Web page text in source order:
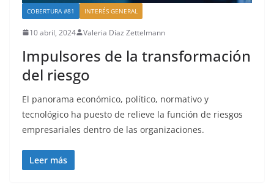
COBERTURA #81 INTERÉS GENERAL
10 abril, 2024 Valeria Díaz Zettelmann
Impulsores de la transformación
del riesgo
El panorama económico, político, normativo y
tecnológico ha puesto de relieve la función de riesgos
empresariales dentro de las organizaciones.
Leer más